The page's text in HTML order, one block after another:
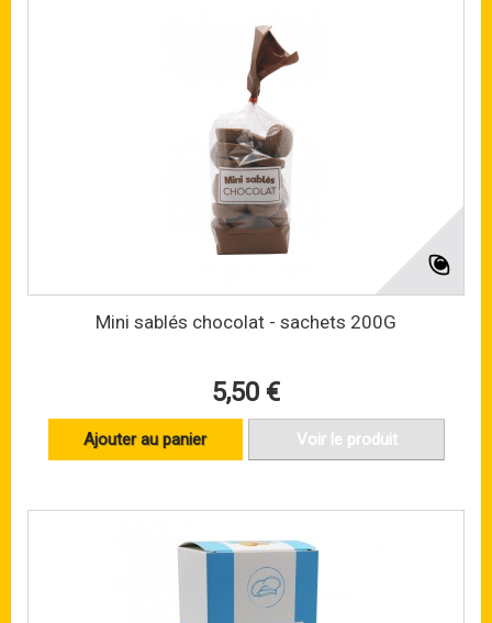
Mini sablés chocolat - sachets 200G
5,50 €
Ajouter au panier Voir le produit